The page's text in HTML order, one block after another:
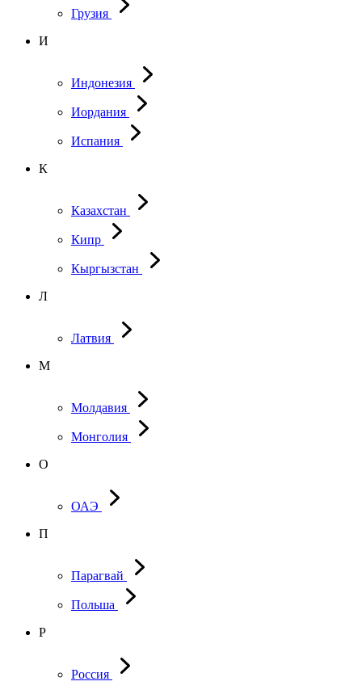
Грузия
И
Индонезия
Иордания
Испания
К
Казахстан
Кипр
Кыргызстан
Л
Латвия
М
Молдавия
Монголия
О
ОАЭ
П
Парагвай
Польша
Р
Россия